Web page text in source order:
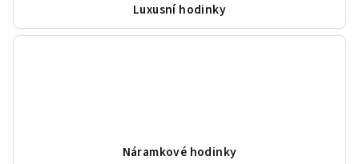
Luxusní hodinky
Náramkové hodinky